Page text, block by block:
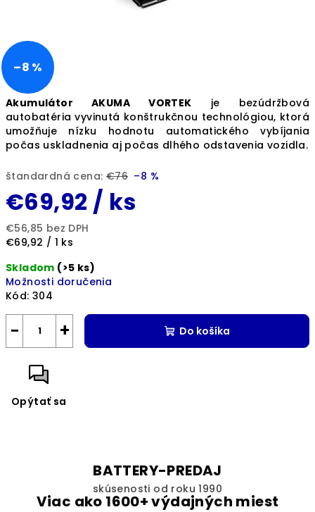
Akumulátor AKUMA VORTEK je bezúdržbová
autobatéria vyvinutá konštrukčnou technológiou, ktorá
umožňuje nízku hodnotu automatického vybíjania
počas uskladnenia aj počas dlhého odstavenia vozidla.
štandardná cena: €76 –8 %
€69,92 / ks
€56,85 bez DPH
Jednotková
€69,92 / 1 ks
Skladom (>5 ks)
Možnosti doručenia
Kód: 304
+
− Do košíka
Opýtať sa
–8 %
BATTERY-PREDAJ
skúsenosti od roku 1990
Viac ako 1600+ výdajných miest